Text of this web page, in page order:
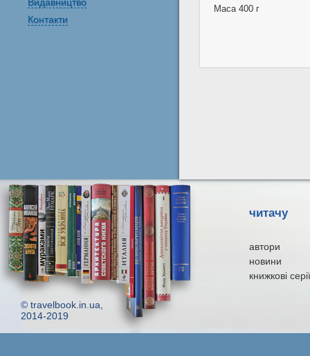
Контакти
Маса 400 г
© travelbook.in.ua,
2014-2019
читачу
автори
новини
книжкові серії